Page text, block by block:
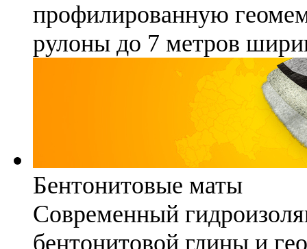
профилированную
рулоны до 7 метров
Бентонитовые маты
Современный
бентонитовой глины и